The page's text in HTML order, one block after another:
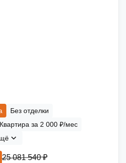
Без отделки
Квартира за 2 000 ₽/мес
25 081 540 ₽